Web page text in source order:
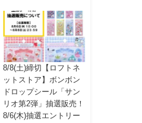
8/8(土)締切【ロフトネ
ットストア】ボンボン
ドロップシール「サン
リオ第2弾」抽選販売！
8/6(木)抽選エントリー